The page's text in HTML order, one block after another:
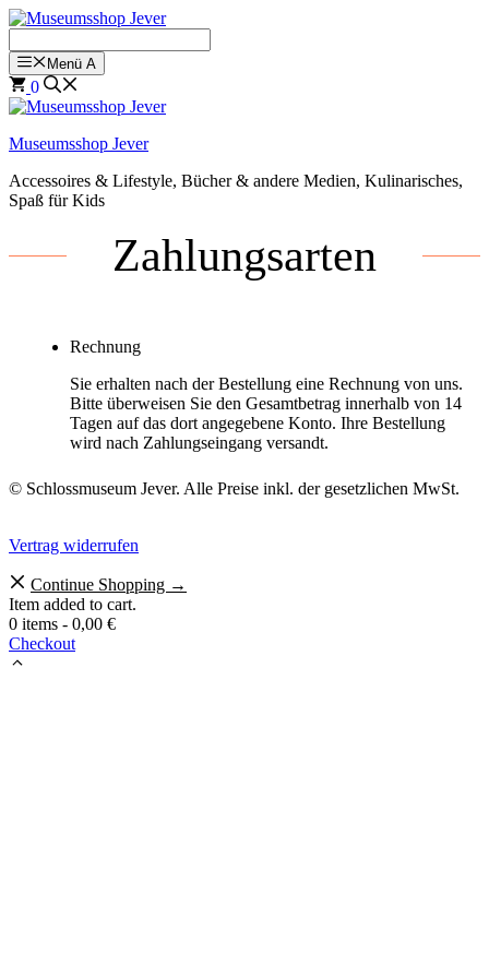
Zum
springenMenü A
0
Museumsshop Jever
Accessoires & Lifestyle, Bücher & andere Medien, Kulinarisches,
Spaß für Kids
Zahlungsarten
Rechnung
Sie erhalten nach der Bestellung eine Rechnung von uns.
Bitte überweisen Sie den Gesamtbetrag innerhalb von 14
Tagen auf das dort angegebene Konto. Ihre Bestellung
wird nach Zahlungseingang versandt.
© Schlossmuseum Jever. Alle Preise inkl. der gesetzlichen MwSt.
Vertrag widerrufen
Continue Shopping →
Item added to cart.
0 items - 0,00 €
Checkout